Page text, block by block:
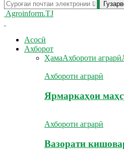
Agroinform.TJ
Асосӣ
Ахборот
ҲамаАхбороти аграрӣ
Ахбороти аграрӣ
Ярмаркаҳои
Ахбороти аграрӣ
Вазорати